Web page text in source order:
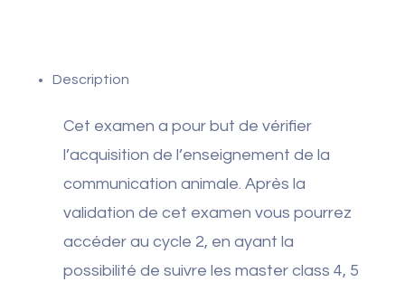
Description
Cet examen a pour but de vérifier
l’acquisition de l’enseignement de la
communication animale. Après la
validation de cet examen vous pourrez
accéder au cycle 2, en ayant la
possibilité de suivre les master class 4, 5